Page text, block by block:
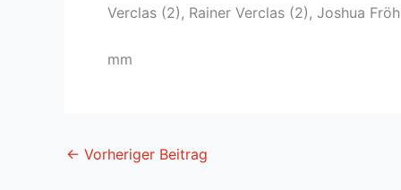
Verclas (2), Rainer Verclas (2), Joshua
mm
← Vorheriger Beitrag